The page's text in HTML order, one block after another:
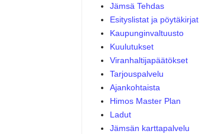
Jämsä Tehdas
Esityslistat ja pöytäkirjat
Kaupunginvaltuusto
Kuulutukset
Viranhaltijapäätökset
Tarjouspalvelu
Ajankohtaista
Himos Master Plan
Ladut
Jämsän karttapalvelu